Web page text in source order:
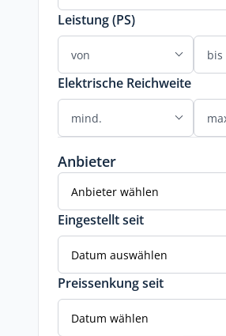
Leistung (PS)
Elektrische Reichweite
Anbieter
Anbieter wählen
Eingestellt seit
Datum auswählen
Preissenkung seit
Datum wählen